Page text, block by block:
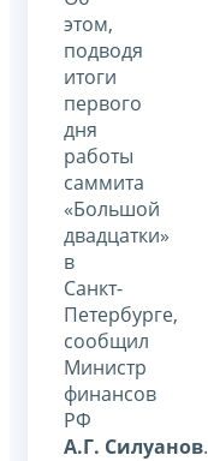
этом,
подводя
итоги
первого
дня
работы
саммита
«Большой
двадцатки»
в
Санкт-
Петербурге,
сообщил
Министр
финансов
РФ
А.Г. Силуанов.